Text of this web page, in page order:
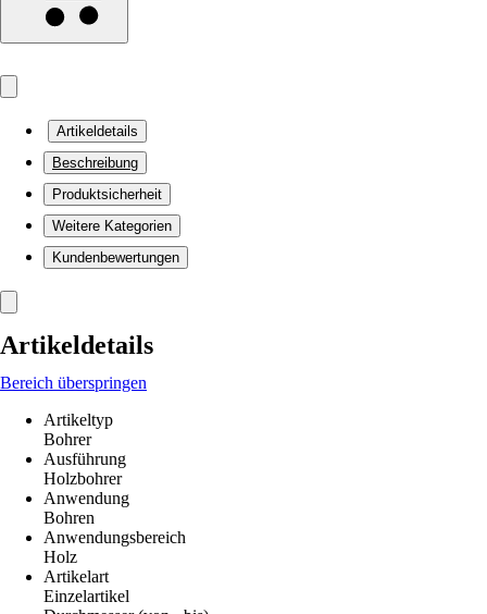
Artikeldetails
Beschreibung
Produktsicherheit
Weitere Kategorien
Kundenbewertungen
Artikeldetails
Bereich überspringen
Artikeltyp
Bohrer
Ausführung
Holzbohrer
Anwendung
Bohren
Anwendungsbereich
Holz
Artikelart
Einzelartikel